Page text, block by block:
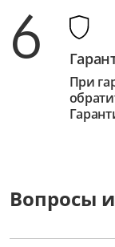
6
При
Вопросы